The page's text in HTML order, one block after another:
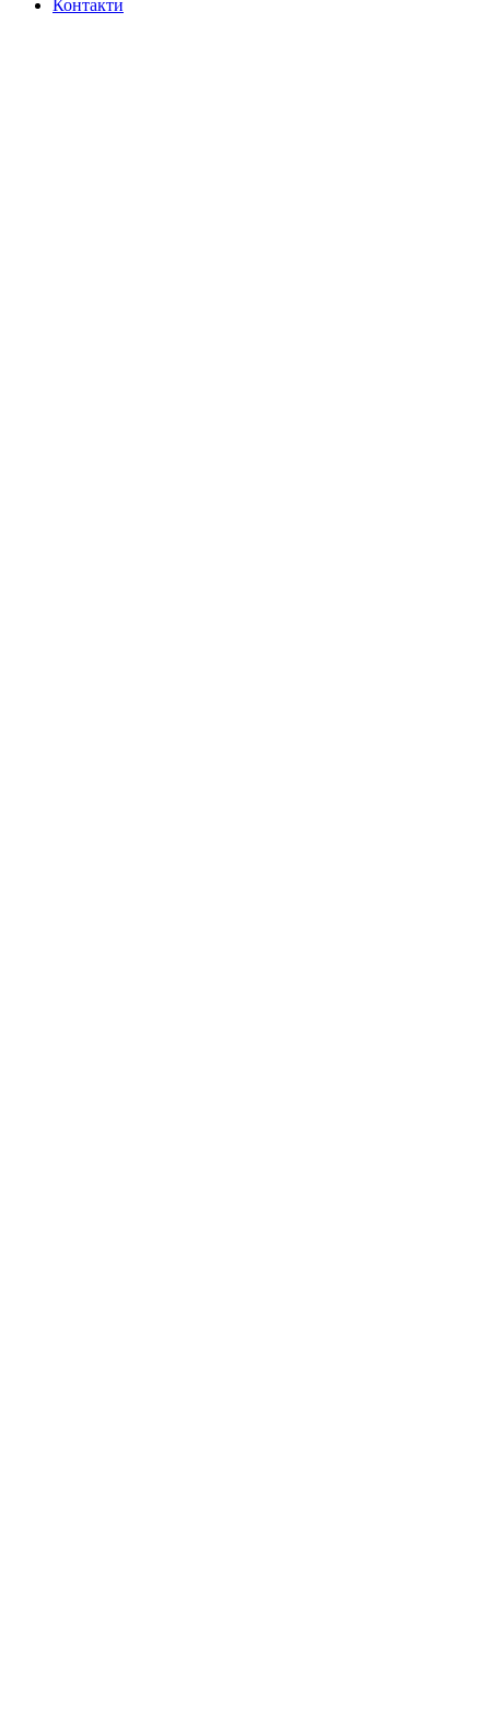
Контакти